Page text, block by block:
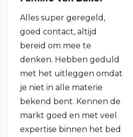
Goede ervaringen met
Bernheze Makelaars, veel
kennis in huis, eens onze
woonboerderij verkocht
via hen en later een
goede aankoop gedaan
met ze na goed advies.
July 13, 2020